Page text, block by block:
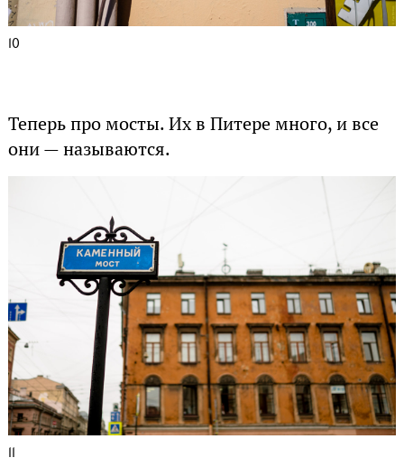
10
Теперь про мосты. Их в Питере много, и все
они — называются.
11